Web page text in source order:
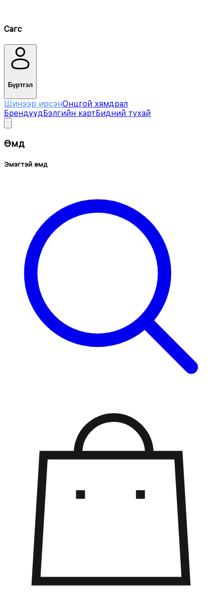
Сагс
Бүртгэл
Шинээр ирсэнОнцгой хямдрал
БрендүүдБэлгийн картБидний тухай
Өмд
Эмэгтэй өмд